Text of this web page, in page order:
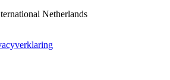
Netherlands